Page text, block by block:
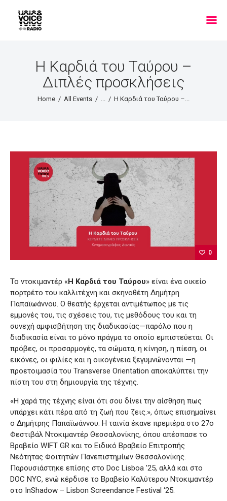
Η Καρδιά του Ταύρου –
Διπλές προσκλήσεις
Home All Events Η Καρδιά του Ταύρου –...
0
Το ντοκιμαντέρ «Η Καρδιά του Ταύρου» είναι ένα οικείο
πορτρέτο του καλλιτέχνη και σκηνοθέτη Δημήτρη
Παπαϊωάννου. Ο θεατής έρχεται αντιμέτωπος με τις
εμμονές του, τις σχέσεις του, τις μεθόδους του και τη
συνεχή αμφισβήτηση της διαδικασίας—παρόλο που η
διαδικασία είναι το μόνο πράγμα το οποίο εμπιστεύεται. Οι
πρόβες, οι προσαρμογές, τα σώματα, η κίνηση, η πίεση, οι
εικόνες, οι φιλίες και η οικογένεια ξεγυμνώνονται —η
προετοιμασία του Transverse Orientation αποκαλύπτει την
πίστη του στη δημιουργία της τέχνης.
«Η χαρά της τέχνης είναι ότι σου δίνει την αίσθηση πως
υπάρχει κάτι πέρα από τη ζωή που ζεις.», όπως επισημαίνει
ο Δημήτρης Παπαϊωάννου. Η ταινία έκανε πρεμιέρα στο 27ο
Φεστιβάλ Ντοκιμαντέρ Θεσσαλονίκης, όπου απέσπασε το
Βραβείο WIFT GR και το Ειδικό Βραβείο Επιτροπής
Νεότητας Φοιτητών Πανεπιστημίων Θεσσαλονίκης.
Παρουσιάστηκε επίσης στο Doc Lisboa ’25, αλλά και στο
DOC NYC, ενώ κέρδισε το Βραβείο Καλύτερου Ντοκιμαντέρ
στο InShadow – Lisbon Screendance Festival ‘25.